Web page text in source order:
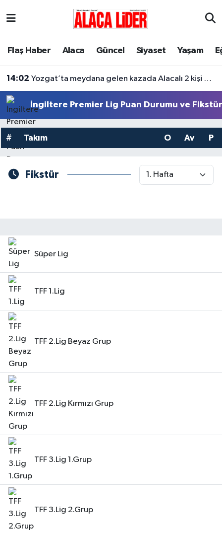
Flaş Haber Alaca Güncel Siyaset Yaşam
14:02 Yozgat’ta meydana gelen kazada Alacalı 2 kişi hayatını kaybetti
İngiltere Premier Lig Puan Durumu ve
# Takım O Av P
Fikstür
Süper Lig
TFF 1.Lig
TFF 2.Lig Beyaz Grup
TFF 2.Lig Kırmızı Grup
TFF 3.Lig 1.Grup
TFF 3.Lig 2.Grup
Çorum Nöbetçi Eczaneler
Çorum Trafik Yoğunluk Haritası
Süper Lig Puan Durumu ve Fikstür